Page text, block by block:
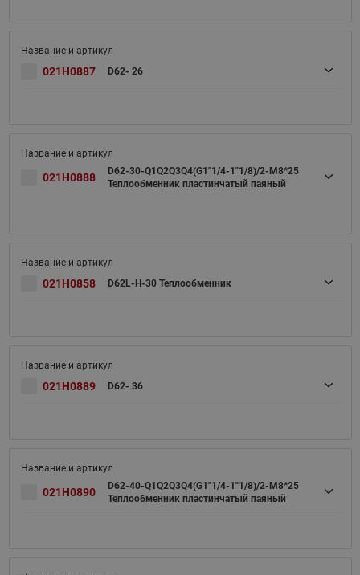
021H0887 D62- 26
021H0888
D62-30-Q1Q2Q3Q4(G1"1/4-1"1/8)/2-M8*25
Теплообменник пластинчатый паяный
021H0858 D62L-H-30 Теплообменник
021H0889 D62- 36
021H0890
D62-40-Q1Q2Q3Q4(G1"1/4-1"1/8)/2-M8*25
Теплообменник пластинчатый паяный